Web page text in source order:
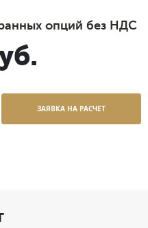
опций без НДС
ЗАЯВКА НА РАСЧЕТ